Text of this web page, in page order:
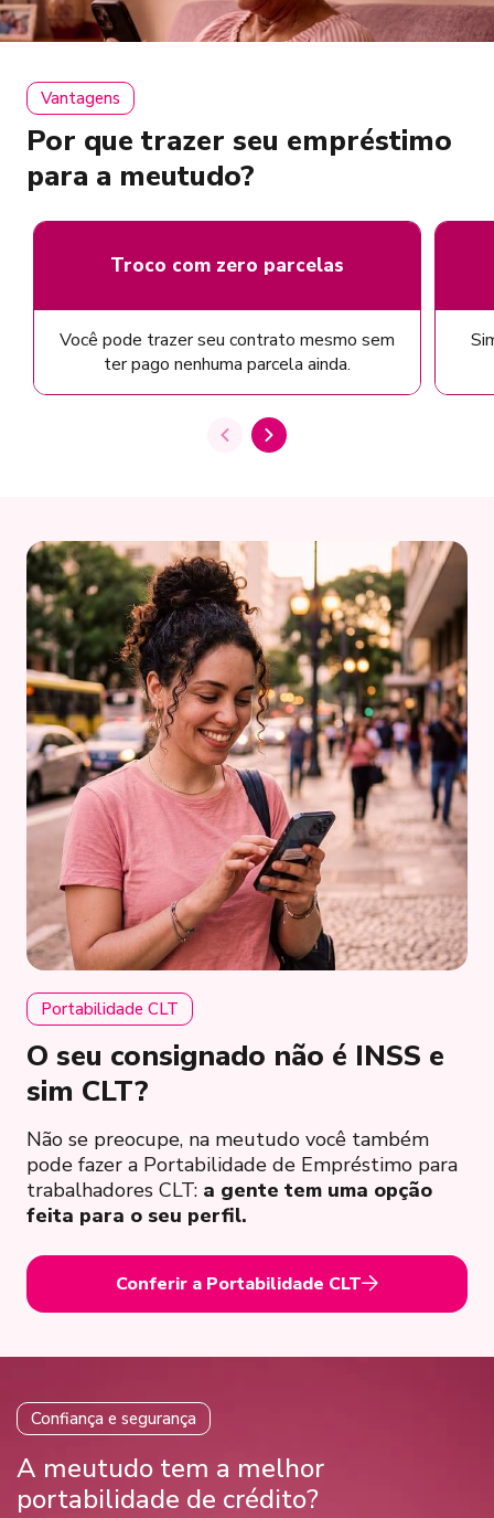
Vantagens
Por que trazer seu empréstimo
para a meutudo?
Troco com zero parcelas
Você pode trazer seu contrato mesmo sem
ter pago nenhuma parcela ainda.
Portabilidade CLT
O seu consignado não é INSS e
sim CLT?
Não se preocupe, na meutudo você também
pode fazer a Portabilidade de Empréstimo para
trabalhadores CLT: a gente tem uma opção
feita para o seu perfil.
Conferir a Portabilidade CLT
Confiança e segurança
A meutudo tem a melhor
portabilidade de crédito?